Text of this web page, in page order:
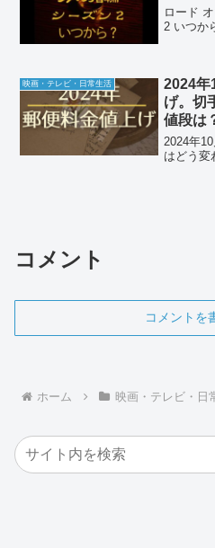
ロード
2 いつか
映画・テレビ・日常生活
2024年
げ。切
値段は
2024年
はどう変
コメント
コメントを
ホーム 映画・テレビ・日